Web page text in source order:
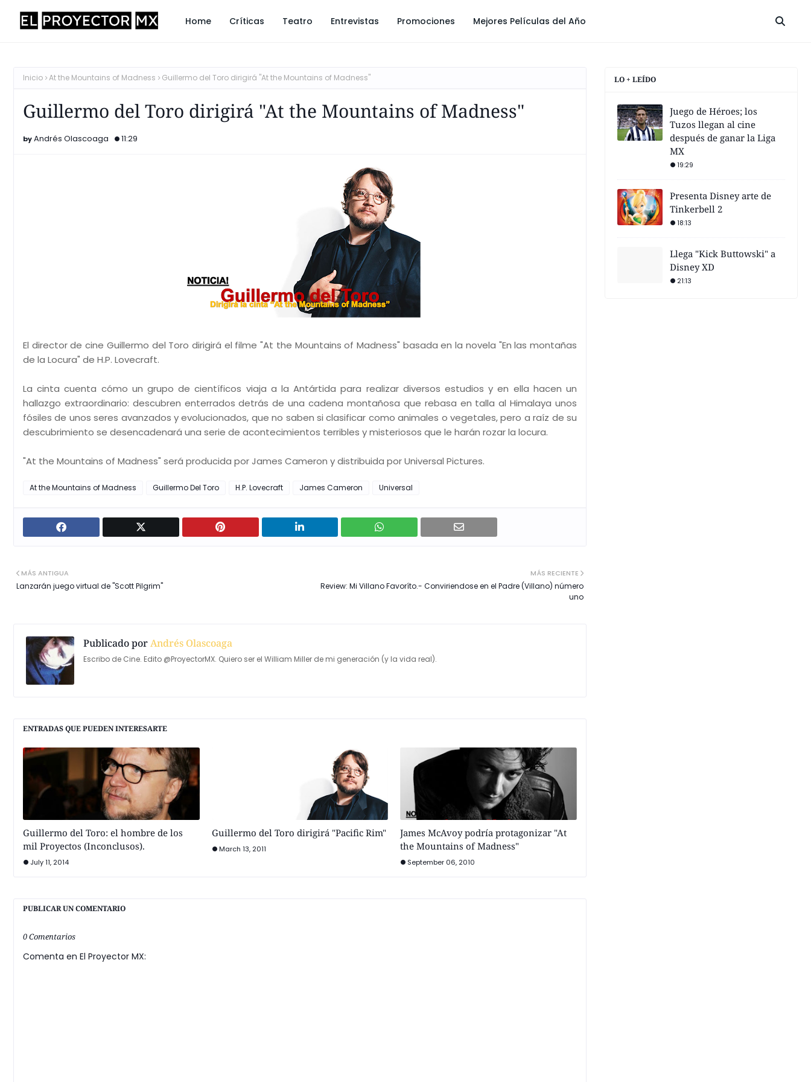
Home Críticas Teatro Entrevistas Promociones Mejores Películas del Año
Inicio At the Mountains of Madness Guillermo del Toro dirigirá "At the Mountains of Madness"
Guillermo del Toro dirigirá "At the Mountains of Madness"
Andrés Olascoaga 11:29
El director de cine Guillermo del Toro dirigirá el filme "At the Mountains of Madness" basada en la novela "En las montañas
de la Locura" de H.P. Lovecraft.
La cinta cuenta cómo un grupo de científicos viaja a la Antártida para realizar diversos estudios y en ella hacen un
hallazgo extraordinario: descubren enterrados detrás de una cadena montañosa que rebasa en talla al Himalaya unos
fósiles de unos seres avanzados y evolucionados, que no saben si clasificar como animales o vegetales, pero a raíz de su
descubrimiento se desencadenará una serie de acontecimientos terribles y misteriosos que le harán rozar la locura.
"At the Mountains of Madness" será producida por James Cameron y distribuida por Universal Pictures.
At the Mountains of Madness Guillermo Del Toro H.P. Lovecraft James Cameron Universal
MÁS RECIENTE
Review: Mi Villano Favoríto.- Conviriendose en el Padre (Villano) número
uno
MÁS ANTIGUA
Lanzarán juego virtual de "Scott Pilgrim"
Publicado porAndrés Olascoaga
Escribo de Cine. Edito @ProyectorMX. Quiero ser el William Miller de mi generación (y la vida real).
ENTRADAS QUE PUEDEN INTERESARTE
Guillermo del Toro: el hombre de los
mil Proyectos (Inconclusos).
July 11, 2014
Guillermo del Toro dirigirá "Pacific Rim"
March 13, 2011
James McAvoy podría protagonizar "At
the Mountains of Madness"
September 06, 2010
PUBLICAR UN COMENTARIO
0 Comentarios
Comenta en El Proyector MX:
LO + LEÍDO
Juego de Héroes; los
Tuzos llegan al cine
después de ganar la Liga
MX
19:29
Presenta Disney arte de
Tinkerbell 2
18:13
Llega "Kick Buttowski" a
Disney XD
21:13